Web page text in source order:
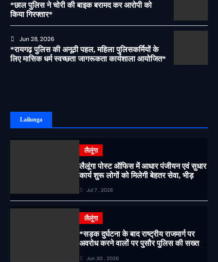
*छाल पुलिस ने चोरी की बाइक बरामद कर आरोपी को
किया गिरफ्तार*
Jun 28, 2026
*रायगढ़ पुलिस की अनूठी पहल, महिला पुलिसकर्मियों के
लिए मासिक धर्म स्वच्छता जागरूकता कार्यशाला आयोजित*
Lailunga
लैलूंगा
लैलूंगा पोस्ट ऑफिस में आधार पंजीयन एवं सुधार
कार्य शुरू लोगों को मिलेगी बेहतर सेवा, भीड़ से
Jul 7 , 2026
लैलूंगा
*सड़क दुर्घटना के बाद राष्ट्रीय राजमार्ग पर
अवरोध करने वालों पर पुसौर पुलिस की सख्त
Jun 30 , 2026